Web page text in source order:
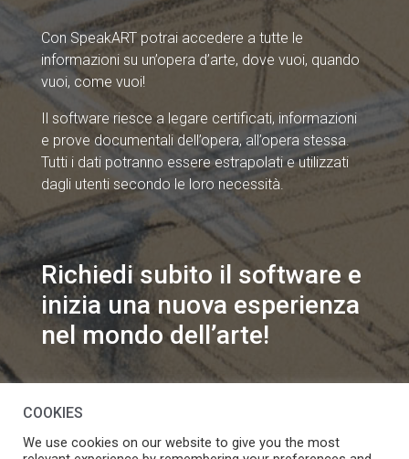
Con SpeakART potrai accedere a tutte le
informazioni su un’opera d’arte, dove vuoi, quando
vuoi, come vuoi!
Il software riesce a legare certificati, informazioni
e prove documentali dell’opera, all’opera stessa.
Tutti i dati potranno essere estrapolati e utilizzati
dagli utenti secondo le loro necessità.
Richiedi subito il software e
inizia una nuova esperienza
nel mondo dell’arte!
COOKIES
We use cookies on our website to give you the most